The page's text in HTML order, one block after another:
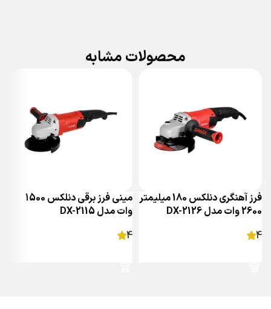
محصولات مشابه
فرز آهنگری دنلکس 180 میلیمتر
2600 وات مدل DX-2126
4
مینی فرز برقی دنلکس 1500
وات مدل DX-2115
4